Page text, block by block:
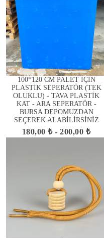
100*120 CM PALET İÇİN
PLASTİK SEPERATÖR (TEK
OLUKLU) - TAVA PLASTİK
KAT - ARA SEPERATÖR -
BURSA DEPOMUZDAN
SEÇEREK ALABİLİRSİNİZ
180,00 ₺ - 200,00 ₺